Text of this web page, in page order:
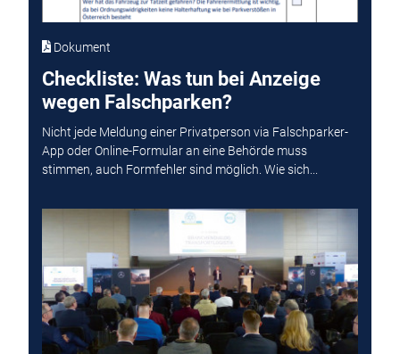
Dokument
Checkliste: Was tun bei Anzeige
wegen Falschparken?
Nicht jede Meldung einer Privatperson via Falschparker-
App oder Online-Formular an eine Behörde muss
stimmen, auch Formfehler sind möglich. Wie sich...